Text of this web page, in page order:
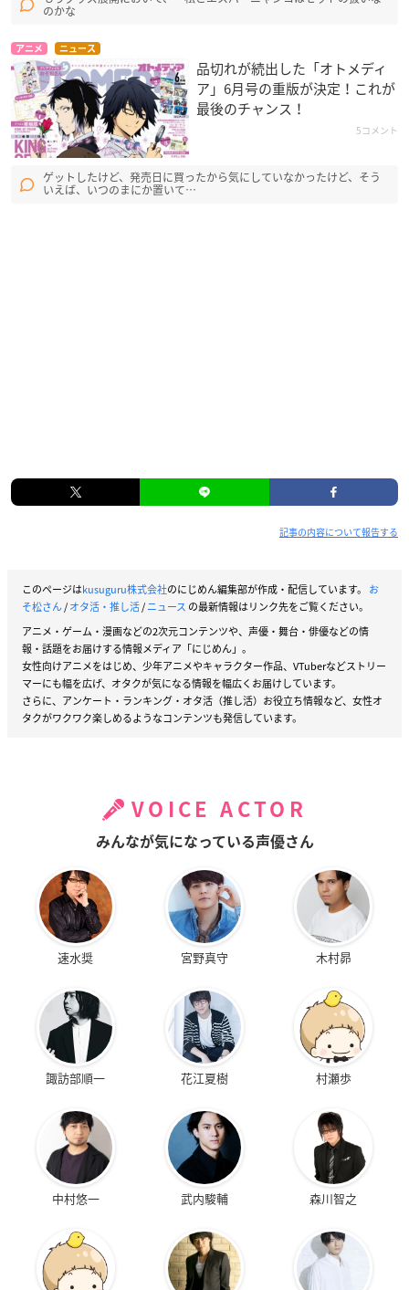
のかな
アニメ ニュース
品切れが続出した「オトメディ
ア」6月号の重版が決定！これが
最後のチャンス！
5コメント
ゲットしたけど、発売日に買ったから気にしていなかったけど、そう
いえば、いつのまにか置いて…
記事の内容について報告する
このページはkusuguru株式会社のにじめん編集部が作成・配信しています。 お
そ松さん/オタ活・推し活/ニュース の最新情報はリンク先をご覧ください。
アニメ・ゲーム・漫画などの2次元コンテンツや、声優・舞台・俳優などの情
報・話題をお届けする情報メディア「にじめん」。
女性向けアニメをはじめ、少年アニメやキャラクター作品、VTuberなどストリー
マーにも幅を広げ、オタクが気になる情報を幅広くお届けしています。
さらに、アンケート・ランキング・オタ活（推し活）お役立ち情報など、女性オ
タクがワクワク楽しめるようなコンテンツも発信しています。
VOICE ACTOR
みんなが気になっている声優さん
速水奨 宮野真守 木村昴
諏訪部順一 花江夏樹 村瀬歩
中村悠一 武内駿輔 森川智之